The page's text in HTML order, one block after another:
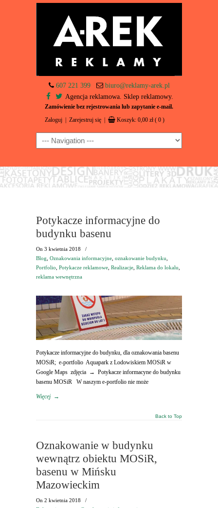
607 221 399
biuro@reklamy-arek.pl
Agencja reklamowa. Sklep reklamowy.
Zamówienie bez rejestrowania lub zapytanie e-mail.
Zaloguj Zarejestruj się Koszyk: 0,00 zł ( 0 )
Navigation
Potykacze informacyjne do
budynku basenu
On 3 kwietnia 2018
/
Blog Oznakowania informacyjne oznakowanie budynku
Portfolio Potykacze reklamowe Realizacje Reklama do lokalu
reklama wewnętrzna
Potykacze informacyjne do budynku, dla oznakowania basenu
MOSiR; e-portfolio Aquapark z Lodowiskiem MOSiR w
Google Maps zdjęcia → Potykacze informacyne do budynku
basenu MOSiR W naszym e-portfolio nie może
Więcej →
Back to Top
Oznakowanie w budynku
wewnątrz obiektu MOSiR,
basenu w Mińsku
Mazowieckim
On 2 kwietnia 2018
/